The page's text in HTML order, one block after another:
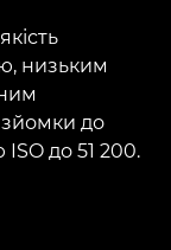
низьким
зйомки до
ISO до 51 200.